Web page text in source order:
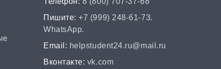
ВАК
от 2 часов | от 500 ₽
Scopus
Пишите:+7 (999) 248-61-73.
WhatsApp.
Email: helpstudent24.ru@mail.ru
Вконтакте: vk.com